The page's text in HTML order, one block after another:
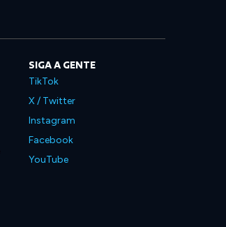
SIGA A GENTE
TikTok
X / Twitter
Instagram
Facebook
YouTube